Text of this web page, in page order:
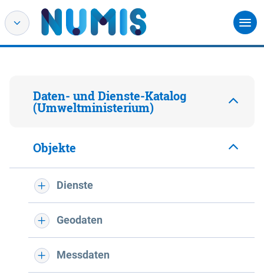
Daten- und Dienste-Katalog
(Umweltministerium)
Objekte
Dienste
Geodaten
Messdaten